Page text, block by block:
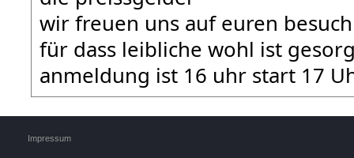
wir freuen uns auf euren besuch
für dass leibliche wohl ist
anmeldung ist 16 uhr start 17
Impressum